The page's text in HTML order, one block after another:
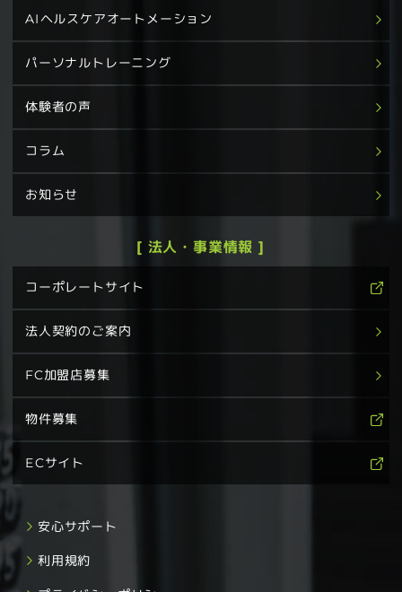
AIヘルスケアオートメーション
パーソナルトレーニング
体験者の声
コラム
お知らせ
[ 法人・事業情報 ]
コーポレートサイト
法人契約のご案内
FC加盟店募集
物件募集
ECサイト
安心サポート
利用規約